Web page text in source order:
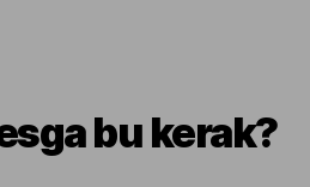
bu kerak?